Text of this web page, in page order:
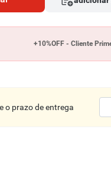
+10%OFF - Cliente
o prazo de entrega